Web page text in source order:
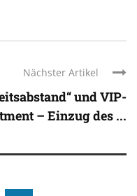
Nächster Artikel
und VIP-
– Einzug des ...